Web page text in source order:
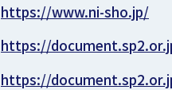
https://www.ni-sho.jp/
https://
https://